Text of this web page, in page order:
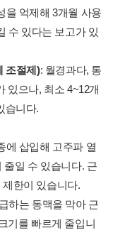
을 억제해 3개월 사용
수 있다는 보고가 있
조절제): 월경과다, 통
있으나, 최소 4~12개
습니다.
에 삽입해 고주파 열
줄일 수 있습니다. 근
한이 있습니다.
하는 동맥을 막아 근
기를 빠르게 줄입니